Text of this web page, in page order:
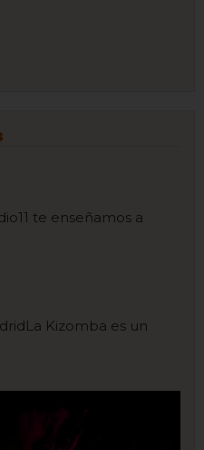
te enseñamos a
Kizomba es un